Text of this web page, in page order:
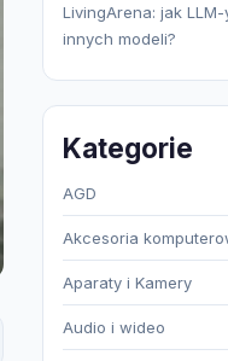
LivingArena: jak
innych modeli?
Kategorie
AGD
Akcesoria
Aparaty i Kamery
Audio i wideo